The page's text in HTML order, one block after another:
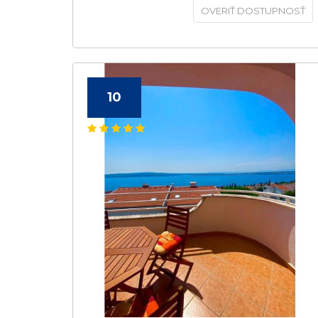
OVERIŤ DOSTUPNOSŤ
10